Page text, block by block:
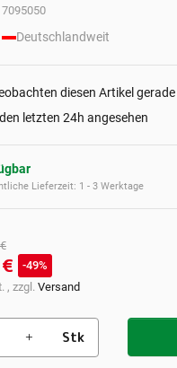
7095050
Deutschlandweit
diesen Artikel gerade
letzten 24h angesehen
Lieferzeit: 1 - 3 Werktage
49%
, zzgl. Versand
Stk